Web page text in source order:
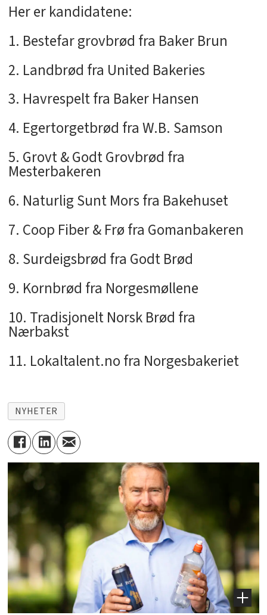
Her er kandidatene:
1. Bestefar grovbrød fra Baker Brun
2. Landbrød fra United Bakeries
3. Havrespelt fra Baker Hansen
4. Egertorgetbrød fra W.B. Samson
5. Grovt & Godt Grovbrød fra
Mesterbakeren
6. Naturlig Sunt Mors fra Bakehuset
7. Coop Fiber & Frø fra Gomanbakeren
8. Surdeigsbrød fra Godt Brød
9. Kornbrød fra Norgesmøllene
10. Tradisjonelt Norsk Brød fra
Nærbakst
11. Lokaltalent.no fra Norgesbakeriet
NYHETER